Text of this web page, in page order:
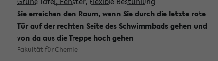
Sie erreichen den Raum, wenn Sie durch die letzte rote
Tür auf der rechten Seite des Schwimmbads gehen und
von da aus die Treppe hoch gehen
Fakultät für Chemie